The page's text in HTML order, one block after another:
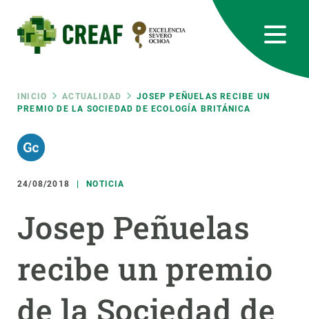
contenido
principal
Ruta
de
navegación
INICIO ACTUALIDAD
JOSEP PEÑUELAS RECIBE UN
PREMIO DE LA SOCIEDAD DE ECOLOGÍA BRITÁNICA
24/08/2018 NOTICIA
Josep Peñuelas
recibe un premio
de la Sociedad de
RRSS
Featured
responsive
INTRANET
Responsive
menu
INVESTIGACIÓN
CIENCIA EN ACCIÓN
ÚNETE A NOSOTROS